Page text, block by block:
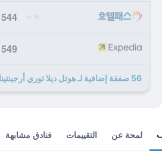
544 ﷼
549 ﷼
56 صفقة إضافية لـ هوتل ديلا توري أرجينتينا
لمحة عن التقييمات فنادق مشابهة